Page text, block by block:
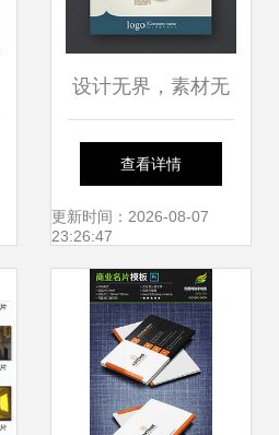
设计无界，素材无
忧 精品平面设计图
的获取与运用
查看详情
更新时间：2026-08-07
23:26:47